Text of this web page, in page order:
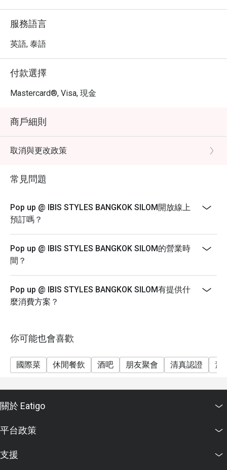
服務語言
英語, 泰語
付款選擇
Mastercard®, Visa, 現金
商戶細則
取消與更改政策
常見問題
Pop up @ IBIS STYLES BANGKOK SILOM開放線上
預訂嗎？
Pop up @ IBIS STYLES BANGKOK SILOM的營業時
間？
Pop up @ IBIS STYLES BANGKOK SILOM有提供什
麼消費方案？
你可能也會喜歡
國際菜 休閒餐飲 酒吧 朋友聚會 清真認證 素
關於 Eatigo
平台政策
支援